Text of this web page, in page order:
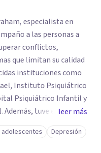
especialista en
a las personas a
conflictos,
que limitan su calidad
instituciones como
Instituto Psiquiátrico
Psiquiátrico Infantil y
tuve el
como Olivar del
conocer diversas
leer más
adolescentes
Depresión